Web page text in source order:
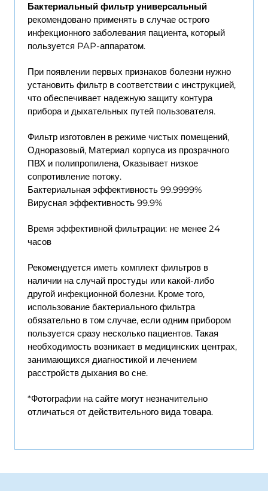
Бактериальный фильтр универсальный
рекомендовано применять в случае острого
инфекционного заболевания пациента, который
пользуется PAP-аппаратом.
При появлении первых признаков болезни нужно
установить фильтр в соответствии с инструкцией,
что обеспечивает надежную защиту контура
прибора и дыхательных путей пользователя.
Фильтр изготовлен в режиме чистых помещений,
Одноразовый, Материал корпуса из прозрачного
ПВХ и полипропилена, Оказывает низкое
сопротивление потоку.
Бактериальная эффективность 99.9999%
Вирусная эффективность 99.9%
Время эффективной фильтрации: не менее 24
часов
Рекомендуется иметь комплект фильтров в
наличии на случай простуды или какой-либо
другой инфекционной болезни. Кроме того,
использование бактериального фильтра
обязательно в том случае, если одним прибором
пользуется сразу несколько пациентов. Такая
необходимость возникает в медицинских центрах,
занимающихся диагностикой и лечением
расстройств дыхания во сне.
*Фотографии на сайте могут незначительно
отличаться от действительного вида товара.